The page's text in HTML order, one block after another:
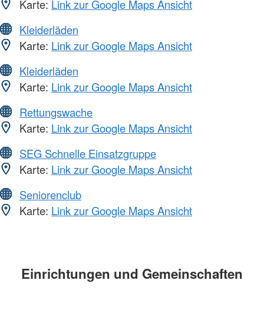
Karte: Link zur Google Maps Ansicht
Kleiderläden
Karte: Link zur Google Maps Ansicht
Kleiderläden
Karte: Link zur Google Maps Ansicht
Rettungswache
Karte: Link zur Google Maps Ansicht
SEG Schnelle Einsatzgruppe
Karte: Link zur Google Maps Ansicht
Seniorenclub
Karte: Link zur Google Maps Ansicht
Einrichtungen und Gemeinschaften